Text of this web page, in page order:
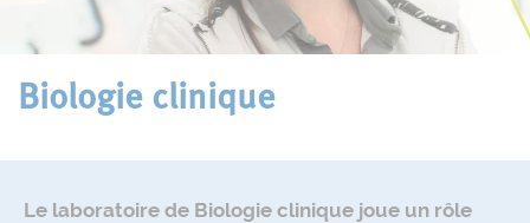
Biologie clinique
Le laboratoire de Biologie clinique joue un rôle